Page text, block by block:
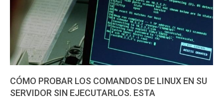
CÓMO PROBAR LOS COMANDOS DE LINUX EN SU
SERVIDOR SIN EJECUTARLOS. ESTA